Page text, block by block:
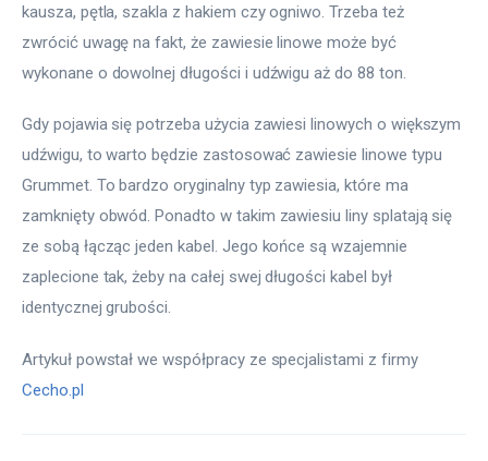
kausza, pętla, szakla z hakiem czy ogniwo. Trzeba też
zwrócić uwagę na fakt, że zawiesie linowe może być
wykonane o dowolnej długości i udźwigu aż do 88 ton.
Gdy pojawia się potrzeba użycia zawiesi linowych o większym
udźwigu, to warto będzie zastosować zawiesie linowe typu
Grummet. To bardzo oryginalny typ zawiesia, które ma
zamknięty obwód. Ponadto w takim zawiesiu liny splatają się
ze sobą łącząc jeden kabel. Jego końce są wzajemnie
zaplecione tak, żeby na całej swej długości kabel był
identycznej grubości.
Artykuł powstał we współpracy ze specjalistami z firmy
Cecho.pl